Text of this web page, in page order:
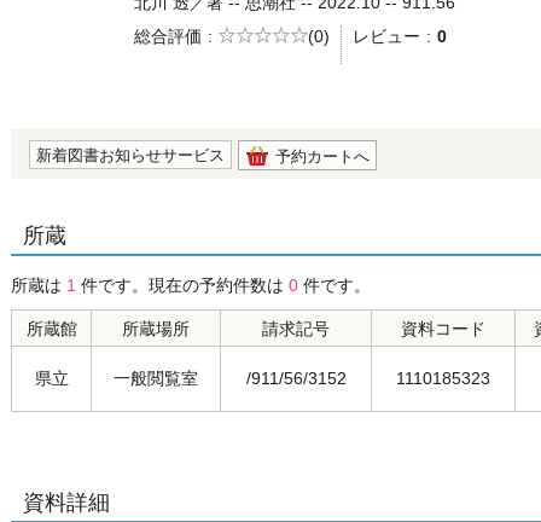
総合評価
5段階評価
(0) レビュー 0
新着図書お知らせサービス 予約カートへ
所蔵
所蔵は 1 件です。現在の予約件数は 0 件です。
所蔵館 所蔵場所 請求記号 資料コード
県立 一般閲覧室 /911/56/3152 1110185323
資料詳細